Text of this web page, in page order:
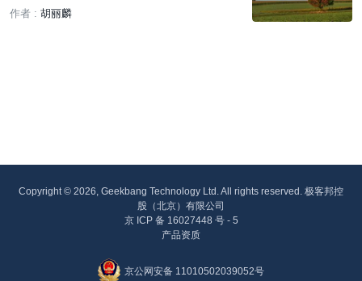
作者 : 胡丽麟
Copyright © 2026, Geekbang Technology Ltd. All rights reserved. 极客邦控
股（北京）有限公司
京 ICP 备 16027448 号 - 5
产品资质
京公网安备 11010502039052号